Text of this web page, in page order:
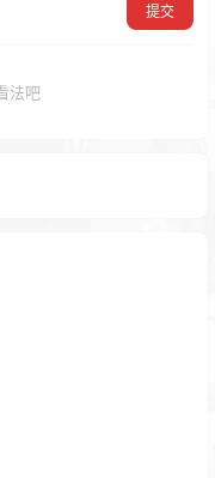
提交
法吧